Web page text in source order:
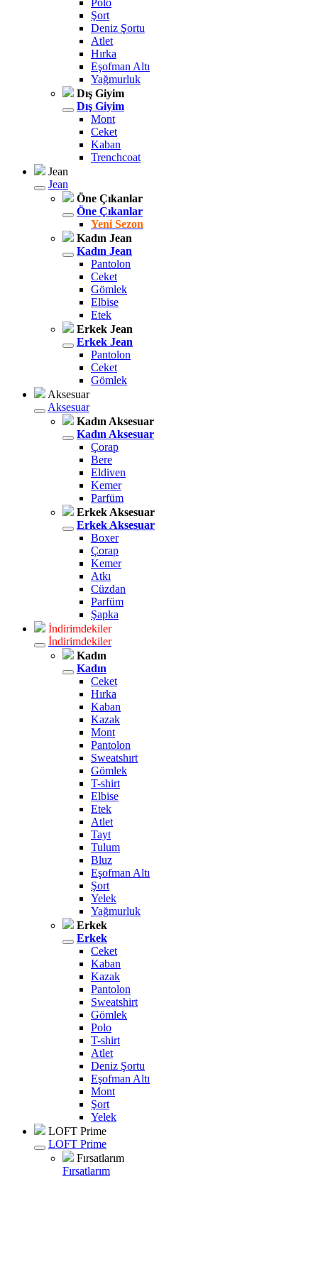
Polo
Şort
Deniz Şortu
Atlet
Hırka
Eşofman Altı
Yağmurluk
Dış Giyim
Dış Giyim
Mont
Ceket
Kaban
Trenchcoat
Jean
Jean
Öne Çıkanlar
Öne Çıkanlar
Yeni Sezon
Kadın Jean
Kadın Jean
Pantolon
Ceket
Gömlek
Elbise
Etek
Erkek Jean
Erkek Jean
Pantolon
Ceket
Gömlek
Aksesuar
Aksesuar
Kadın Aksesuar
Kadın Aksesuar
Çorap
Bere
Eldiven
Kemer
Parfüm
Erkek Aksesuar
Erkek Aksesuar
Boxer
Çorap
Kemer
Atkı
Cüzdan
Parfüm
Şapka
İndirimdekiler
İndirimdekiler
Kadın
Kadın
Ceket
Hırka
Kaban
Kazak
Mont
Pantolon
Sweatshırt
Gömlek
T-shirt
Elbise
Etek
Atlet
Tayt
Tulum
Bluz
Eşofman Altı
Şort
Yelek
Yağmurluk
Erkek
Erkek
Ceket
Kaban
Kazak
Pantolon
Sweatshirt
Gömlek
Polo
T-shirt
Atlet
Deniz Şortu
Eşofman Altı
Mont
Şort
Yelek
LOFT Prime
LOFT Prime
Fırsatlarım
Fırsatlarım